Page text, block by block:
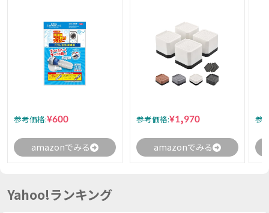
参考価格:¥600
amazonでみる
参考価格:¥1,970
amazonでみる
参
Yahoo!ランキング